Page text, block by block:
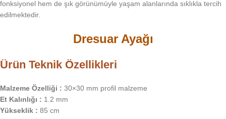
fonksiyonel hem de şık görünümüyle yaşam alanlarında sıklıkla tercih
edilmektedir.
Dresuar Ayağı
Ürün Teknik Özellikleri
Malzeme Özelliği : 30×30 mm profil malzeme
Et Kalınlığı : 1.2 mm
Yükseklik : 85 cm